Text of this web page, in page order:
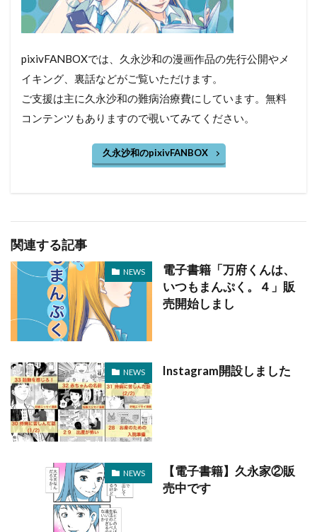
pixivFANBOXでは、久永沙和の漫画作品の先行公開やメ
イキング、裏話などがご覧いただけます。
ご支援は主に久永沙和の難病治療費にしています。無料
コンテンツもありますので覗いてみてください。
久永沙和のpixivFANBOX
関連する記事
NEWS
電子書籍「万府くんは、
いつもまんぷく。４」販
売開始しまし
NEWS Instagram開設しました
NEWS
【電子書籍】久永家②販
売中です